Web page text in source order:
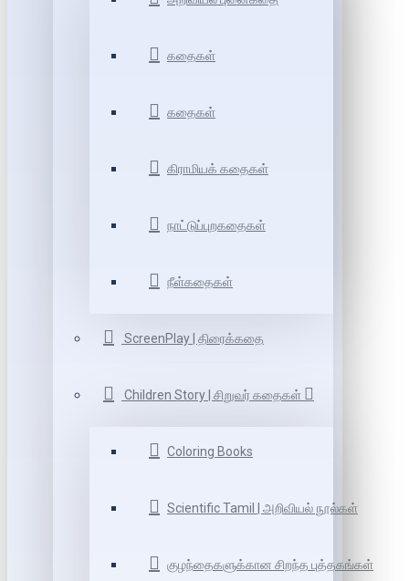
கதைகள்
கதைகள்
கிராமியக் கதைகள்
நாட்டுப்புறகதைகள்
நீள்கதைகள்
ScreenPlay | திரைக்கதை
Children Story | சிறுவர் கதைகள்
Coloring Books
Scientific Tamil | அறிவியல் நூல்கள்
குழந்தைகளுக்கான சிறந்த புத்தகங்கள்